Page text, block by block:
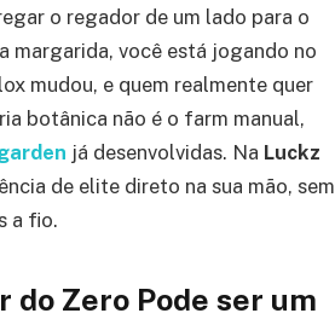
o regador de um lado para o
margarida, você está jogando no
mudou, e quem realmente quer
botânica não é o farm manual,
já desenvolvidas. Na Luckz
de elite direto na sua mão, sem
a fio.
do Zero Pode ser um